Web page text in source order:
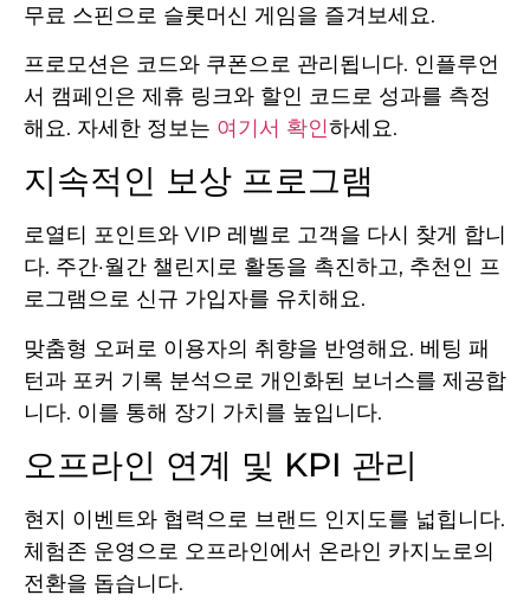
무료 스핀으로 슬롯머신 게임을 즐겨보세요.
프로모션은 코드와 쿠폰으로 관리됩니다. 인플루언
서 캠페인은 제휴 링크와 할인 코드로 성과를 측정
해요. 자세한 정보는 여기서 확인하세요.
지속적인 보상 프로그램
로열티 포인트와 VIP 레벨로 고객을 다시 찾게 합니
다. 주간·월간 챌린지로 활동을 촉진하고, 추천인 프
로그램으로 신규 가입자를 유치해요.
맞춤형 오퍼로 이용자의 취향을 반영해요. 베팅 패
턴과 포커 기록 분석으로 개인화된 보너스를 제공합
니다. 이를 통해 장기 가치를 높입니다.
오프라인 연계 및 KPI 관리
현지 이벤트와 협력으로 브랜드 인지도를 넓힙니다.
체험존 운영으로 오프라인에서 온라인 카지노로의
전환을 돕습니다.